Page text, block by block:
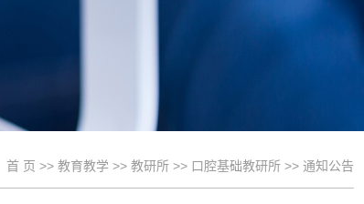
首 页 >> 教育教学 >> 教研所 >> 口腔基础教研所 >> 通知公告